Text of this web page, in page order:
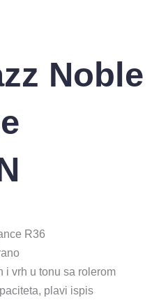
Noble
R36
i vrh u tonu sa rolerom
plavi ispis